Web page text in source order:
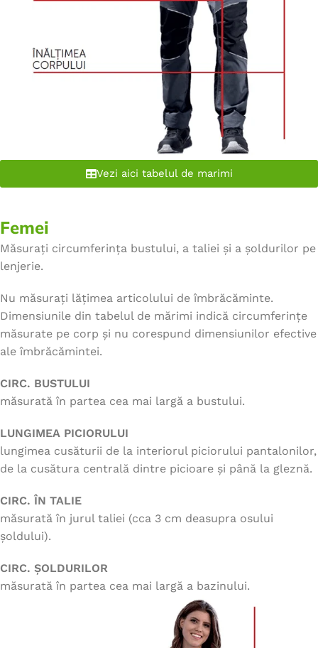
Vezi aici tabelul de marimi
Femei
Măsurați circumferința bustului, a taliei și a șoldurilor pe
lenjerie.
Nu măsurați lățimea articolului de îmbrăcăminte.
Dimensiunile din tabelul de mărimi indică circumferințe
măsurate pe corp și nu corespund dimensiunilor efective
ale îmbrăcămintei.
CIRC. BUSTULUI
măsurată în partea cea mai largă a bustului.
LUNGIMEA PICIORULUI
lungimea cusăturii de la interiorul piciorului pantalonilor,
de la cusătura centrală dintre picioare și până la gleznă.
CIRC. ÎN TALIE
măsurată în jurul taliei (cca 3 cm deasupra osului
șoldului).
CIRC. ȘOLDURILOR
măsurată în partea cea mai largă a bazinului.